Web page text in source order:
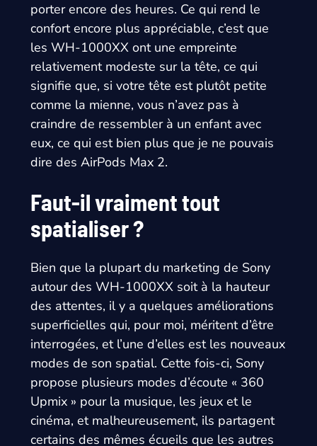
porter encore des heures. Ce qui rend le
confort encore plus appréciable, c’est que
les WH-1000XX ont une empreinte
relativement modeste sur la tête, ce qui
signifie que, si votre tête est plutôt petite
comme la mienne, vous n’avez pas à
craindre de ressembler à un enfant avec
eux, ce qui est bien plus que je ne pouvais
dire des AirPods Max 2.
Faut-il vraiment tout
spatialiser ?
Bien que la plupart du marketing de Sony
autour des WH-1000XX soit à la hauteur
des attentes, il y a quelques améliorations
superficielles qui, pour moi, méritent d’être
interrogées, et l’une d’elles est les nouveaux
modes de son spatial. Cette fois-ci, Sony
propose plusieurs modes d’écoute « 360
Upmix » pour la musique, les jeux et le
cinéma, et malheureusement, ils partagent
certains des mêmes écueils que les autres